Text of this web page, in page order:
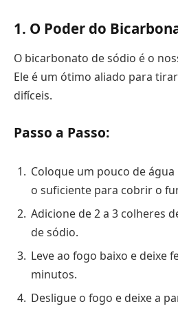
1. O Poder do
O bicarbonato de sódio é o
Ele é um ótimo aliado para
difíceis.
Passo a Passo:
Coloque um pouco de
o suficiente para cobrir o
Adicione de 2 a 3 colheres
de sódio.
Leve ao fogo baixo e deixe
minutos.
Desligue o fogo e deixe a